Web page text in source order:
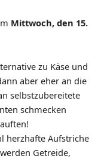
Mittwoch, den 15.
zu Käse und
aber eher an die
selbstzubereitete
schmecken
herzhafte Aufstriche
Getreide,